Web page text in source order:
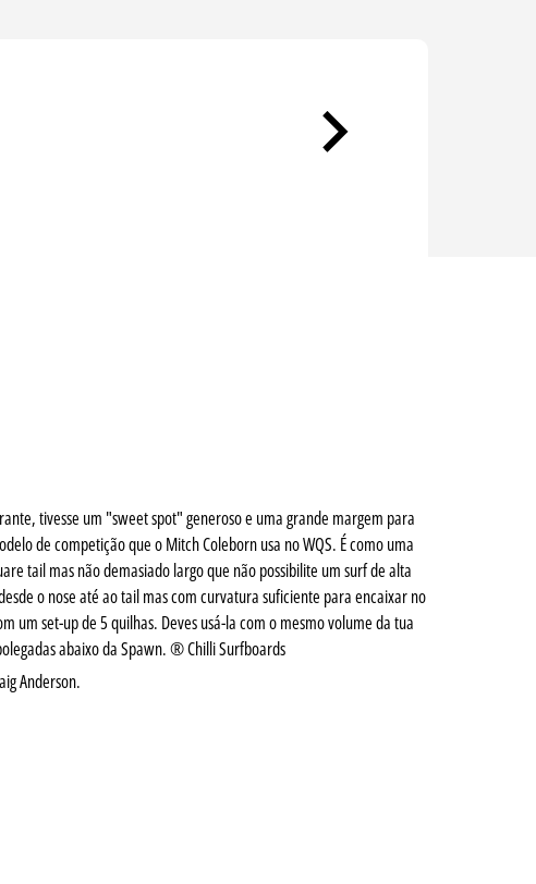
tivesse um "sweet spot" generoso e uma grande margem para
de competição que o Mitch Coleborn usa no WQS. É como uma
tail mas não demasiado largo que não possibilite um surf de alta
o nose até ao tail mas com curvatura suficiente para encaixar no
um set-up de 5 quilhas. Deves usá-la com o mesmo volume da tua
abaixo da Spawn. ® Chilli Surfboards
Anderson.